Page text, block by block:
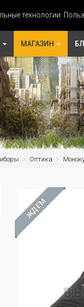
технологии.
МАГАЗИН
Оптика
ЖДЁМ